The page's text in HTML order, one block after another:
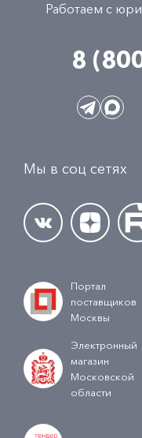
Работаем с
8
Мы в соц сетях
Портал
поставщиков
Москвы
Электронный
магазин
Московской
области